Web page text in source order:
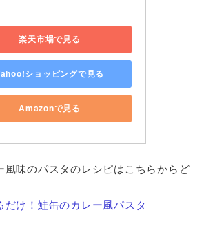
楽天市場で見る
ショッピングで見る
Amazonで見る
風味のパスタのレシピはこちらからど
だけ！鮭缶のカレー風パスタ